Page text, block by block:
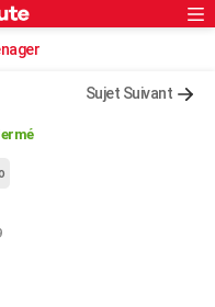
Sujet Suivant